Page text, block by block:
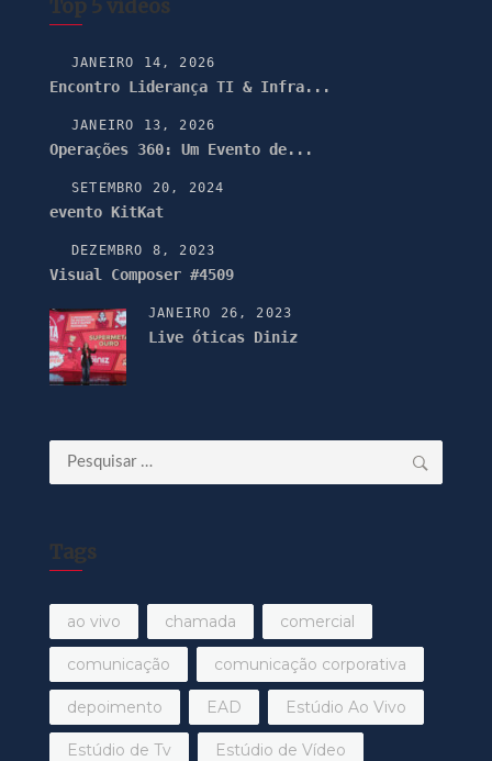
Top 5 vídeos
JANEIRO 14, 2026
Encontro Liderança TI & Infra...
JANEIRO 13, 2026
Operações 360: Um Evento de...
SETEMBRO 20, 2024
evento KitKat
DEZEMBRO 8, 2023
Visual Composer #4509
JANEIRO 26, 2023
Live óticas Diniz
Pesquisar
por:
Tags
ao vivo chamada comercial
comunicação comunicação corporativa
depoimento EAD Estúdio Ao Vivo
Estúdio de Tv Estúdio de Vídeo